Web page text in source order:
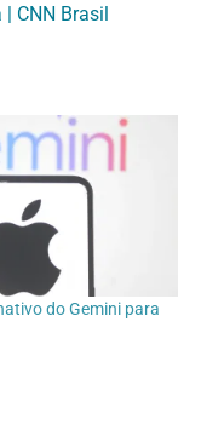
CNN Brasil
do Gemini para